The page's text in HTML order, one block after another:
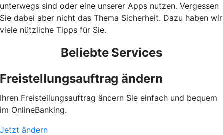
unterwegs sind oder eine unserer Apps nutzen. Vergessen
Sie dabei aber nicht das Thema Sicherheit. Dazu haben wir
viele nützliche Tipps für Sie.
Beliebte Services
Freistellungsauftrag ändern
Ihren Freistellungsauftrag ändern Sie einfach und bequem
im OnlineBanking.
Jetzt ändern